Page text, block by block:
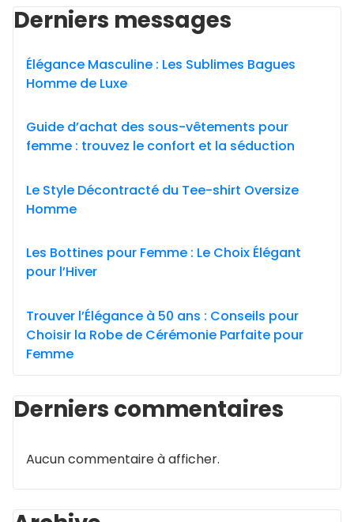
Derniers messages
Élégance Masculine : Les Sublimes Bagues
Homme de Luxe
Guide d’achat des sous-vêtements pour
femme : trouvez le confort et la séduction
Le Style Décontracté du Tee-shirt Oversize
Homme
Les Bottines pour Femme : Le Choix Élégant
pour l’Hiver
Trouver l’Élégance à 50 ans : Conseils pour
Choisir la Robe de Cérémonie Parfaite pour
Femme
Derniers commentaires
Aucun commentaire à afficher.